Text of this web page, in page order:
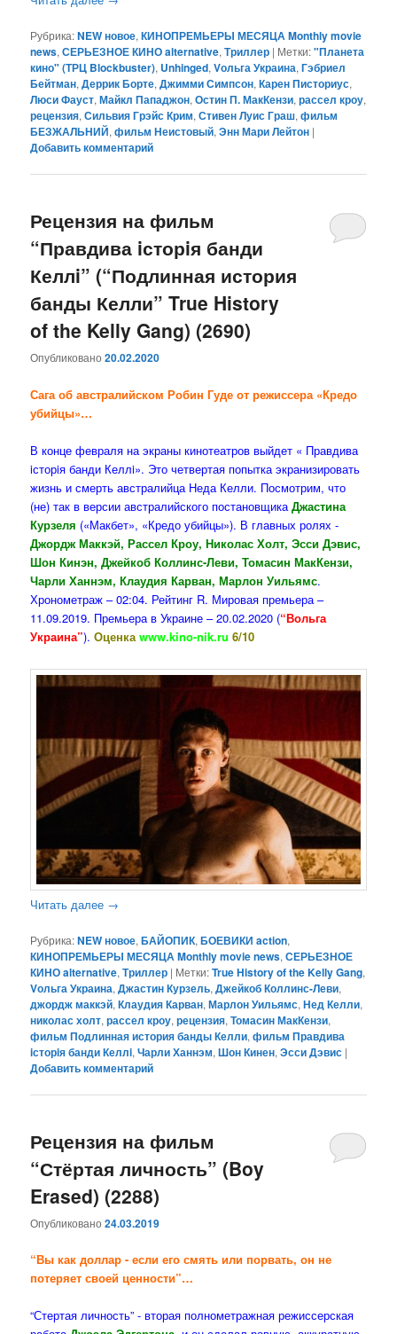
Рубрика:NEW новое,КИНОПРЕМЬЕРЫ МЕСЯЦА Monthly movie
news,СЕРЬЕЗНОЕ КИНО alternative,Триллер | Метки:"Планета
кино" (ТРЦ Blockbuster), Unhinged,Vольга Украина,Гэбриел
Бейтман,Деррик Борте,Джимми Симпсон,Карен Писториус,
Люси Фауст,Майкл Пападжон,Остин П. МакКензи,рассел кроу,
рецензия,Сильвия Грэйс Крим,Стивен Луис Граш,фильм
БЕЗЖАЛЬНИЙ,фильм Неистовый,Энн Мари Лейтон |
Добавить комментарий
Рецензия на фильм
“Правдива iсторiя банди
Келлi” (“Подлинная история
банды Келли” True History
of the Kelly Gang) (2690)
Опубликовано20.02.2020
Сага об австралийском Робин Гуде от режиссера «Кредо
убийцы»…
В конце февраля на экраны кинотеатров выйдет « Правдива
iсторiя банди Келлi». Это четвертая попытка экранизировать
жизнь и смерть австралийца Неда Келли. Посмотрим, что
(не) так в версии австралийского постановщика Джастина
Курзеля («Макбет», «Кредо убийцы»). В главных ролях -
Джордж Маккэй, Рассел Кроу, Николас Холт, Эсси Дэвис,
Шон Кинэн, Джейкоб Коллинс-Леви, Томасин МакКензи,
Чарли Ханнэм, Клаудия Карван, Марлон Уильямс.
Хронометраж – 02:04. Рейтинг R. Мировая премьера –
11.09.2019. Премьера в Украине – 20.02.2020 (“Вольга
Украина”). Оценкаwww.kino-nik.ru 6/10
Читать далее →
Рубрика:NEW новое,БАЙОПИК,БОЕВИКИ action,
КИНОПРЕМЬЕРЫ МЕСЯЦА Monthly movie news,СЕРЬЕЗНОЕ
КИНО alternative,Триллер | Метки:True History of the Kelly Gang,
Vольга Украина,Джастин Курзель,Джейкоб Коллинс-Леви,
джордж маккэй,Клаудия Карван,Марлон Уильямс,Нед Келли,
николас холт,рассел кроу,рецензия,Томасин МакКензи,
фильм Подлинная история банды Келли,фильм Правдива
iсторiя банди Келлi,Чарли Ханнэм,Шон Кинен,Эсси Дэвис |
Добавить комментарий
Рецензия на фильм
“Стёртая личность” (Boy
Erased) (2288)
Опубликовано24.03.2019
“Вы как доллар - если его смять или порвать, он не
потеряет своей ценности”…
“Стертая личность” - вторая полнометражная режиссерская